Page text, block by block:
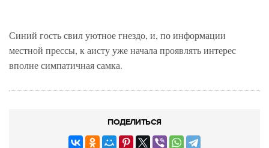
Синий гость свил уютное гнездо, и, по информации
местной прессы, к аисту уже начала проявлять интерес
вполне симпатичная самка.
ПОДЕЛИТЬСЯ